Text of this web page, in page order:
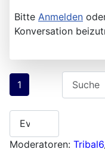
Bitte Anmelden
Konversation
1
Moderatoren: Tribal6,